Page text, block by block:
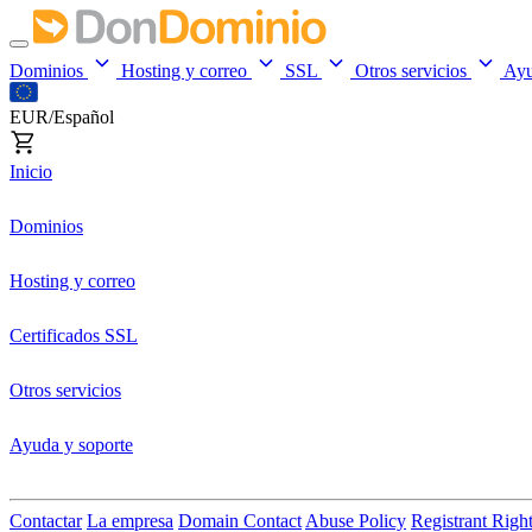
Dominios Hosting y correo SSL Otros servicios
EUR/Español
Inicio
Dominios
Hosting y correo
Certificados SSL
Otros servicios
Ayuda y soporte
Contactar La empresa Domain Contact Abuse Policy Registrant